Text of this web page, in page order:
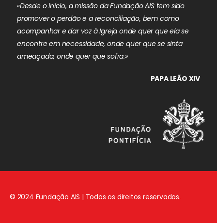
«Desde o início, a missão da Fundação AIS tem sido
promover o perdão e a reconciliação, bem como
acompanhar e dar voz à Igreja onde quer que ela se
encontre em necessidade, onde quer que se sinta
ameaçada, onde quer que sofra.»
PAPA LEÃO XIV
© 2024 Fundação AIS | Todos os direitos reservados.